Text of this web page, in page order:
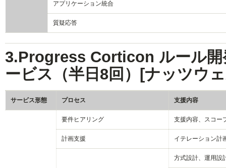
アプリケーション統合
質疑応答
3.Progress Corticon ルール
ービス（半日8回）[ナッツウ
サービス形態 プロセス 支援内容
要件ヒアリング 支援内容、スコー
計画支援 イテレーション計
方式設計、運用設